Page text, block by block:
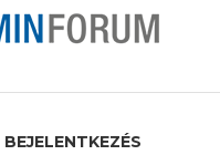
BEJELENTKEZÉS